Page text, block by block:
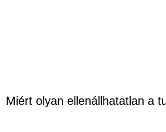
Miért olyan ellenállhatatlan a